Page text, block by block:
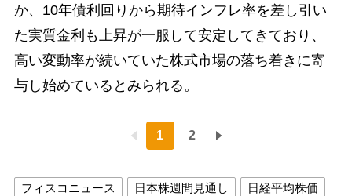
か、10年債利回りから期待インフレ率を差し引い
た実質金利も上昇が一服して安定してきており、
高い変動率が続いていた株式市場の落ち着きに寄
与し始めているとみられる。
1 2
フィスコニュース 日本株週間見通し 日経平均株価